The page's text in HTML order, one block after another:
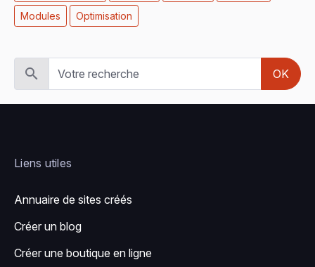
Modules Optimisation
OK
Liens utiles
Annuaire de sites créés
Créer un blog
Créer une boutique en ligne